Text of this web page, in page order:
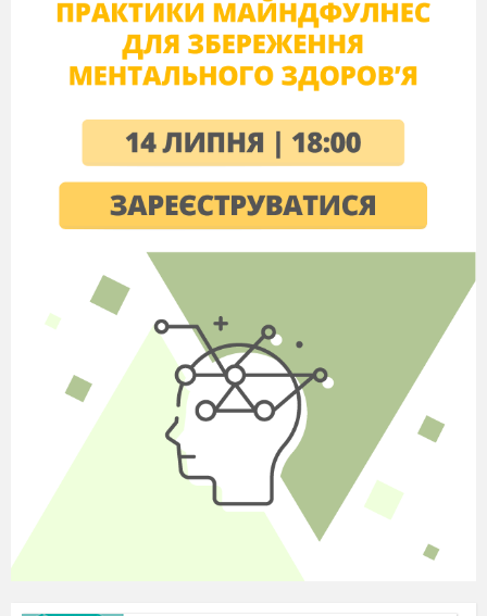
Вед2. Співайте й веселіться, то Ваш час.
Ви гості наші, будьте як себе вдома
За те, що Ви прийшли у свою школу.
Вед1. Які ви всі красиві!
І молоді й щасливі,
Розумні, чарівні
Випускники усі.
Вед2. Цей вірш написала випускниця 1981 р.
Підгірна Ольга.
Вед1.
Золотою симфонією для Вас прозвучала
мелодія шкільного дзвоника як відгомін
далекого дитинства у яке неможливо
повернутися. Щиро вітаємо Вас на святі
шкільних друзів. Хай цей вечір наповниться
спогадами давно минулих років…
Сьогоднішня зустріч – це мандрівка у світ